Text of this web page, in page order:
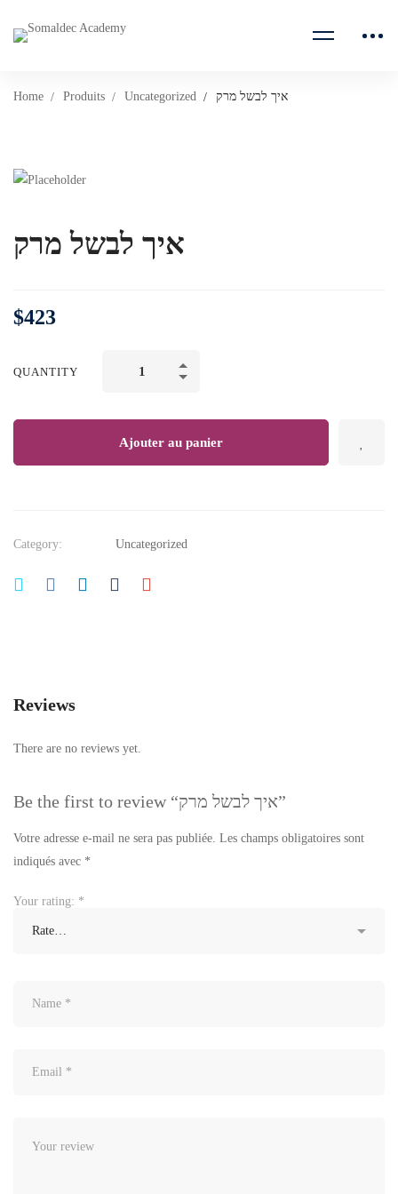
Home Produits Uncategorized איך לבשל מרק
איך לבשל מרק
$423
QUANTITY
Ajouter au panier
Category: Uncategorized
Reviews
There are no reviews yet.
Be the first to review “איך לבשל מרק”
Votre adresse e-mail ne sera pas publiée. Les champs obligatoires sont
indiqués avec *
Your rating: *